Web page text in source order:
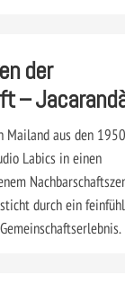
der
–
Mailand aus den
Labics in einen
durch ein